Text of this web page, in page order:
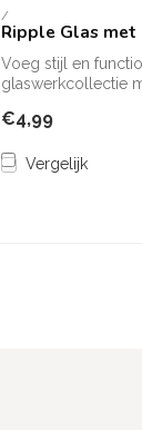
/
Ripple Glas met
Voeg stijl en
glaswerkcollectie
€4,99
Vergelijk